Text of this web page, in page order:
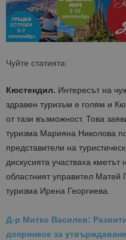
Чуйте статията:
Кюстендил. Интересът на
здравен туризъм е голям и
от тази възможност. Това
туризма Марияна Николова
представители на
дискусията участваха
областният управител
туризма Ирена Георгиева.
Д-р Митко Василев:
допринесе за